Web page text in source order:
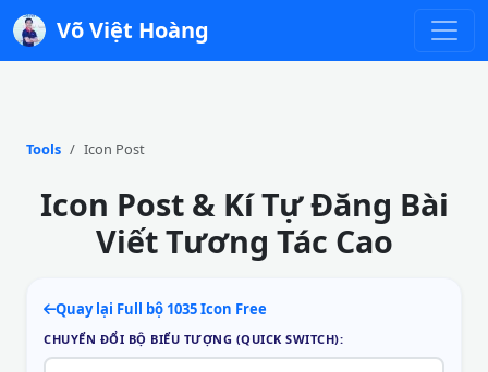
Võ Việt Hoàng
Tools Icon Post
Icon Post & Kí Tự Đăng Bài
Viết Tương Tác Cao
Quay lại Full bộ 1035 Icon Free
CHUYỂN ĐỔI BỘ BIỂU TƯỢNG (QUICK SWITCH):